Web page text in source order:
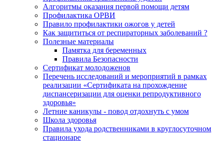
Алгоритмы оказания первой помощи детям
Профилактика ОРВИ
Правило профилактики ожогов у детей
Как защититься от респираторных заболеваний ?
Полезные материалы
Памятка для беременных
Правила Безопасности
Сертификат молодоженов
Перечень исследований и мероприятий в рамках
реализации «Сертификата на прохождение
диспансеризации для оценки репродуктивного
здоровья»
Летние каникулы - повод отдохнуть с умом
Школа здоровья
Правила ухода родственниками в круглосуточном
стационаре